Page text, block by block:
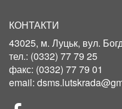
КОНТАКТИ
43025, м. Луцьк, вул.
тел.: (0332) 77 79 25
факс: (0332) 77 79 01
email: